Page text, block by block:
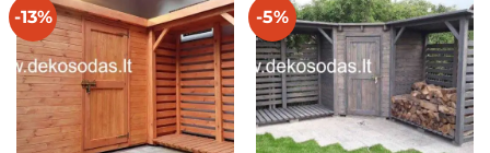
-13% Mėgstamiausias -5% Mėgstamiausias